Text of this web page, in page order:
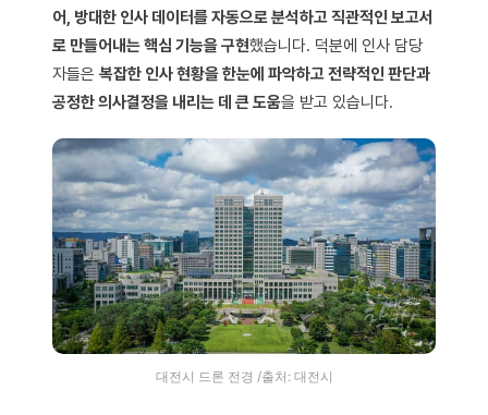
어, 방대한 인사 데이터를 자동으로 분석하고 직관적인 보고서
로 만들어내는 핵심 기능을 구현했습니다. 덕분에 인사 담당
자들은 복잡한 인사 현황을 한눈에 파악하고 전략적인 판단과
공정한 의사결정을 내리는 데 큰 도움을 받고 있습니다.
대전시 드론 전경 /출처: 대전시